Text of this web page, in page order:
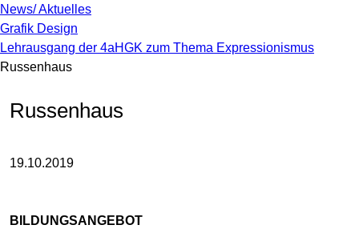
News/ Aktuelles
Grafik Design
Lehrausgang der 4aHGK zum Thema Expressionismus
Russenhaus
Russenhaus
19.10.2019
BILDUNGSANGEBOT